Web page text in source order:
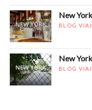
New
BLOG
New
BLOG